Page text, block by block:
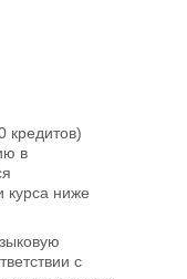
кредитов)
в
курса ниже
с